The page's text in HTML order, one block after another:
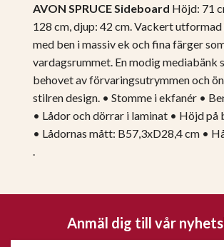
AVON SPRUCE Sideboard Höjd: 71
128 cm, djup: 42 cm. Vackert
med ben i massiv ek och fina färger
vardagsrummet. En modig mediabänk
behovet av förvaringsutrymmen och
stilren design. • Stomme i ekfanér •
• Lådor och dörrar i laminat • Höjd på
• Lådornas mått: B57,3xD28,4 cm •
.
Anmäl dig till vår